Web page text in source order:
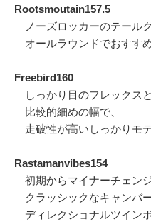
Rootsmoutain157.5
ノーズロッカーのテール
オールラウンドでおすすめ
Freebird160
しっかり目のフレックスと
比較的細めの幅で、
走破性が高いしっかりモデ
Rastamanvibes154
初期からマイナーチェン
クラッシックなキャンバ
ディレクショナルツインボ